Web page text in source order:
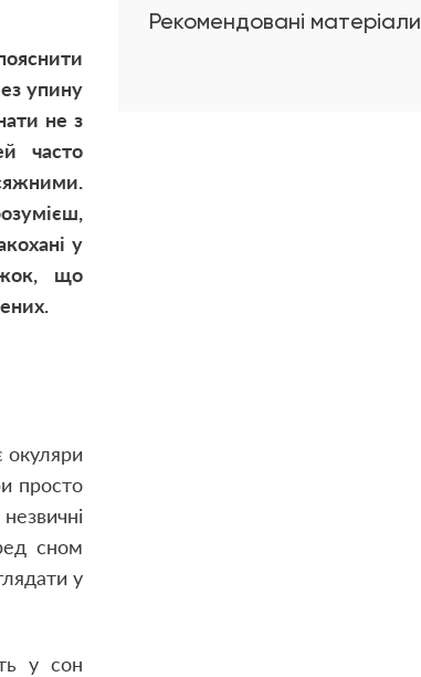
упину
не з
часто
у
що
окуляри
просто
сном
у
у сон
Рекомендовані матеріали